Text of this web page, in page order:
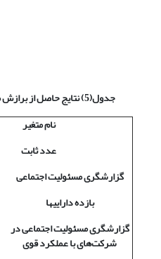
جدول(5) نتایج حاصل از برازش معادله رگرسیون فرضیه سوم
نام متغیر
عدد ثابت
گزارشگری مسئولیت اجتماعی
بازده دارایی­ها
گزارشگری مسئولیت اجتماعی در
شرکت‌های با عملکرد قوی